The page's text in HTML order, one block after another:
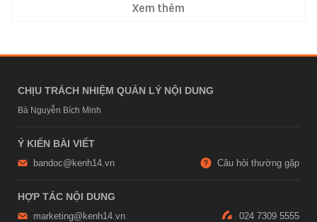
Xem thêm
CHỊU TRÁCH NHIỆM QUẢN LÝ NỘI DUNG
Bà Nguyễn Bích Minh
Ý KIẾN BÀI VIẾT
bandoc@kenh14.vn Câu hỏi thường gặp
HỢP TÁC NỘI DUNG
marketing@kenh14.vn 024 7309 5555